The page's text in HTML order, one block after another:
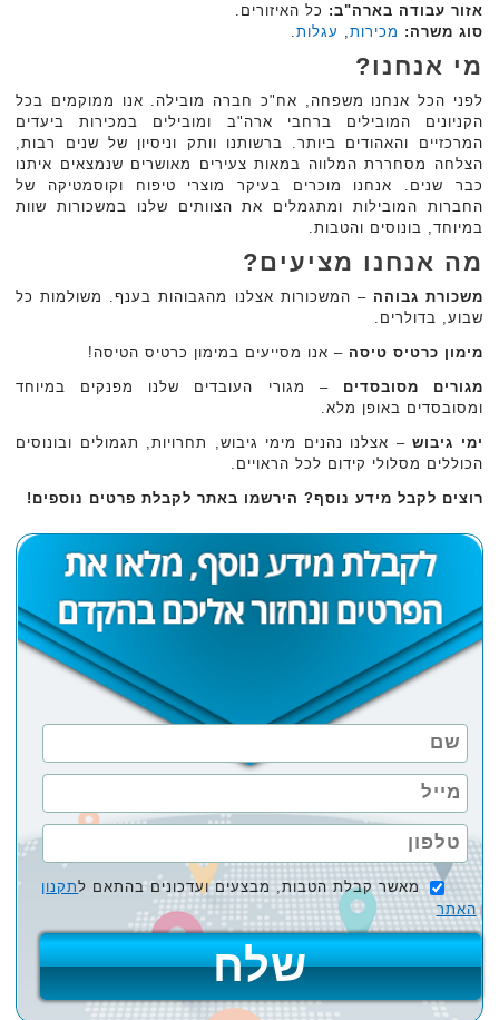
אזור עבודה בארה"ב: כל האיזורים.‏
סוג משרה: מכירות עגלות
מי אנחנו?
לפני הכל אנחנו משפחה, אח"כ חברה מובילה. אנו ממוקמים בכל
הקניונים המובילים ברחבי ארה"ב ומובילים במכירות ביעדים
המרכזיים והאהודים ביותר. ברשותנו וותק וניסיון של שנים רבות,
הצלחה מסחררת המלווה במאות צעירים מאושרים שנמצאים איתנו
כבר שנים. אנחנו מוכרים בעיקר מוצרי טיפוח וקוסמטיקה של
החברות המובילות ומתגמלים את הצוותים שלנו במשכורות שוות
במיוחד, בונוסים והטבות.
מה אנחנו מציעים?
משכורת גבוהה – המשכורות אצלנו מהגבוהות בענף. משולמות כל
שבוע, בדולרים.
מימון כרטיס טיסה – אנו מסייעים במימון כרטיס הטיסה!
מגורים מסובסדים – מגורי העובדים שלנו מפנקים במיוחד
ומסובסדים באופן מלא.
ימי גיבוש– אצלנו נהנים מימי גיבוש, תחרויות, תגמולים ובונוסים
הכוללים מסלולי קידום לכל הראויים.
רוצים לקבל מידע נוסף? הירשמו באתר לקבלת פרטים נוספים!‏
מאשר קבלת הטבות, מבצעים ועדכונים בהתאם לתקנון
האתר